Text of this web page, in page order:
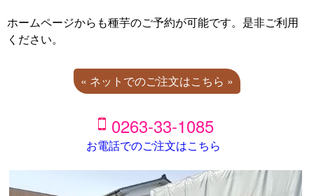
ホームページからも種芋のご予約が可能です。是非ご利用
ください。
« ネットでのご注文はこちら »
0263-33-1085
お電話でのご注文はこちら